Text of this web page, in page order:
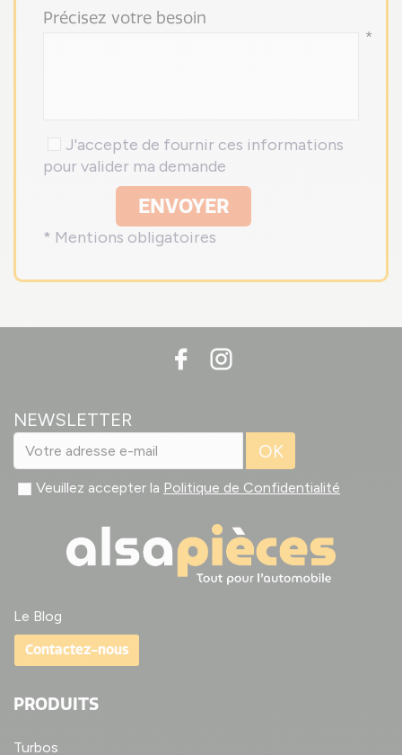
Précisez votre besoin
*
J'accepte de fournir ces informations
pour valider ma demande
ENVOYER
* Mentions obligatoires
NEWSLETTER
OK
Veuillez accepter la Politique de Confidentialité
Le Blog
Contactez-nous
PRODUITS
Turbos